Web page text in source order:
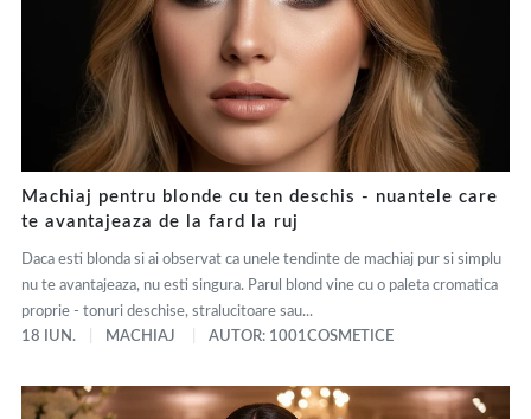
Machiaj pentru blonde cu ten deschis - nuantele care
te avantajeaza de la fard la ruj
Daca esti blonda si ai observat ca unele tendinte de machiaj pur si simplu
nu te avantajeaza, nu esti singura. Parul blond vine cu o paleta cromatica
proprie - tonuri deschise, stralucitoare sau...
18 IUN.
MACHIAJ AUTOR: 1001COSMETICE